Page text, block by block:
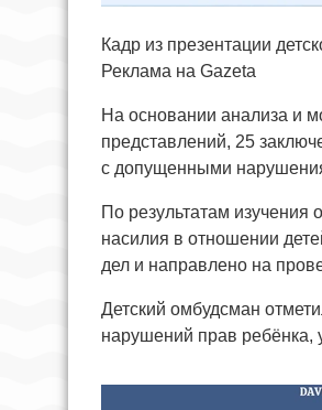
Кадр из презентации
Реклама на Gazeta
На основании анализа и
представлений, 25
с допущенными
По результатам
насилия в отношении
дел и направлено на
Детский омбудсман
нарушений прав ребёнка,